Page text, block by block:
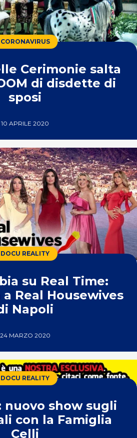
CORONAVIRUS
Cerimonie salta
di disdette di
sposi
10 APRILE 2020
DOCU REALITY
su Real Time:
Real Housewives
Napoli
24 MARZO 2020
DOCU REALITY
nuovo show sugli
con la Famiglia
Celli